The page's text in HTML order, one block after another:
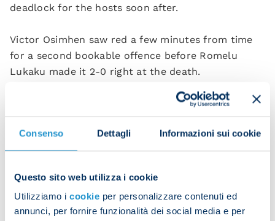
Consenso Dettagli Informazioni sui cookie
Questo sito web utilizza i cookie
Utilizziamo i cookie per personalizzare contenuti ed
annunci, per fornire funzionalità dei social media e per
deadlock for the hosts soon after.
Victor Osimhen saw red a few minutes from time
for a second bookable offence before Romelu
Lukaku made it 2-0 right at the death.
It's a disappointing result going into Christmas but
been an incredible 2023 on a high when they host
Monza on Saturday 30th.